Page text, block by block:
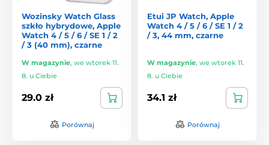
Wozinsky Watch Glass
szkło hybrydowe, Apple
Watch 4 / 5 / 6 / SE 1 / 2
/ 3 (40 mm), czarne
W magazynie, we wtorek 11.
8. u Ciebie
29.0 zł
Porównaj
Etui JP Watch, Apple
Watch 4 / 5 / 6 / SE 1 / 2
/ 3, 44 mm, czarne
W magazynie, we wtorek 11.
8. u Ciebie
34.1 zł
Porównaj